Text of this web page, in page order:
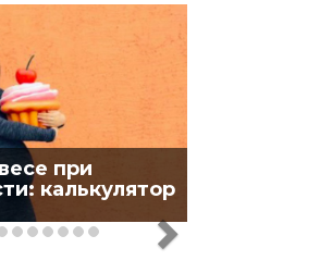
при
калькулятор